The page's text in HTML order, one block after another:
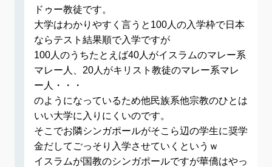
ドゥー教徒です。
大学はわかりやすく言うと100人の入学枠で日本
ならテスト結果順で入学ですが
100人のうちたとえば40人がイスラムのマレー系
マレー人、20人がキリスト教徒のマレー系マレ
ー人・・・
のようになっているため他民族系他宗教のひとは
いい大学に入りにくいのです。
そこでお隣シンガポールがそこら辺の学生に奨学
金だしてごっそり入学させていくというｗ
イスラムが国教のシンガポールですが華僑はやっ